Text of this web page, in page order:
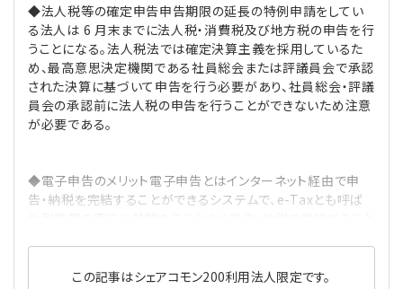
定款関連
法改正-法人運営
インボイス
電子帳簿保存法
法改正-法務
IT
論壇
カレンダー
NEWS・TOPIC・特報
【連載】これからの時代の資産運用
【連載】採用・定着・育成のための人事戦略
【連載】事例に学ぶ立入検査で想定される指摘事項
公益・一般法人オンラインとは
登録案内
お問合せ
◆法人税等の確定申告申告期限の延長の特例申請をしてい
る法人は 6 月末までに法人税・消費税及び地方税の申告を行
うことになる。法人税法では確定決算主義を採用しているた
め、最高意思決定機関である社員総会または評議員会で承認
された決算に基づいて申告を行う必要があり、社員総会・評議
員会の承認前に法人税の申告を行うことができないため注意
が必要である。
◆電子申告のメリット電子申告とはインターネット経由で申
告・納税を完結することができるシステムで、e-Taxとも呼ば
この記事はシェアコモン200利用法人限定です。